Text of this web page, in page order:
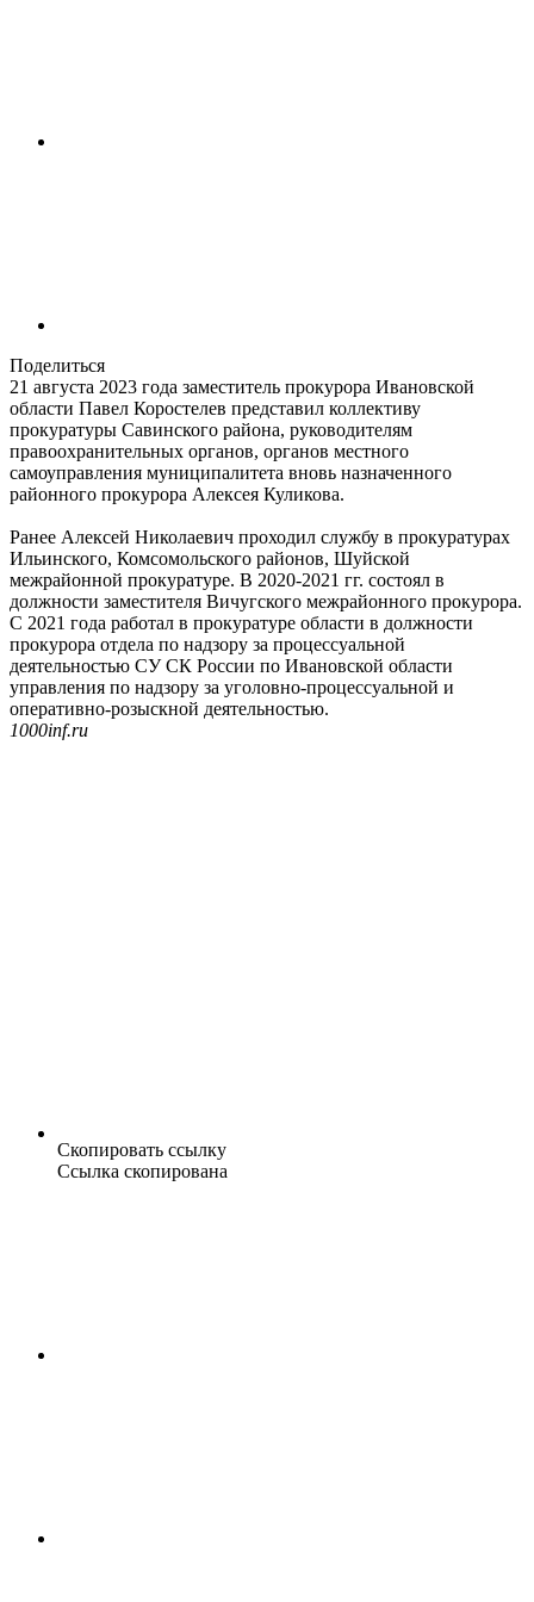
Поделиться
21 августа 2023 года заместитель прокурора Ивановской
области Павел Коростелев представил коллективу
прокуратуры Савинского района, руководителям
правоохранительных органов, органов местного
самоуправления муниципалитета вновь назначенного
районного прокурора Алексея Куликова.
Ранее Алексей Николаевич проходил службу в прокуратурах
Ильинского, Комсомольского районов, Шуйской
межрайонной прокуратуре. В 2020-2021 гг. состоял в
должности заместителя Вичугского межрайонного прокурора.
С 2021 года работал в прокуратуре области в должности
прокурора отдела по надзору за процессуальной
деятельностью СУ СК России по Ивановской области
управления по надзору за уголовно-процессуальной и
оперативно-розыскной деятельностью.
1000inf.ru
Скопировать ссылку
Ссылка скопирована